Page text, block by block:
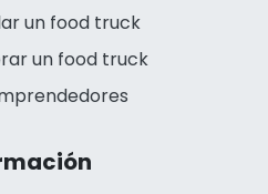
un food truck
un food truck